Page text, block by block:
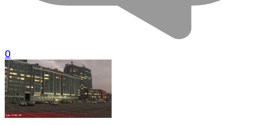
0